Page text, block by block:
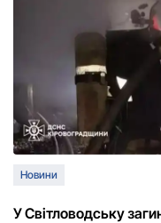
Новини
У Світловодську